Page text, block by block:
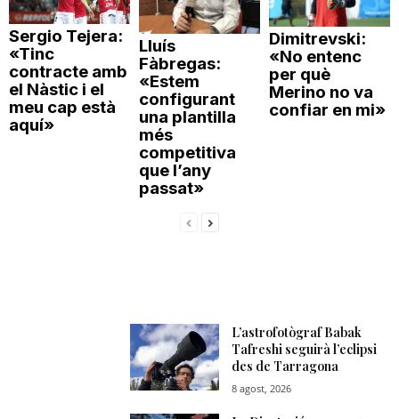
Sergio Tejera:
«Tinc
contracte amb
el Nàstic i el
meu cap està
aquí»
Lluís
Fàbregas:
«Estem
configurant
una plantilla
més
competitiva
que l’any
passat»
Dimitrevski:
«No entenc
per què
Merino no va
confiar en mi»